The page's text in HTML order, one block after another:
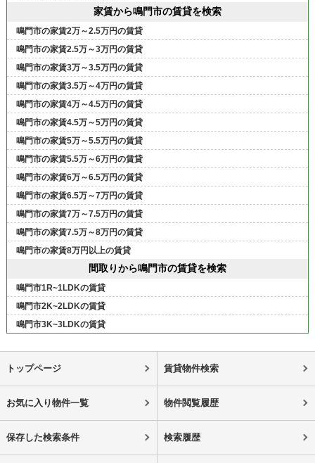
家賃から鳴門市の賃貸を検索
鳴門市の家賃2万～2.5万円の賃貸
鳴門市の家賃2.5万～3万円の賃貸
鳴門市の家賃3万～3.5万円の賃貸
鳴門市の家賃3.5万～4万円の賃貸
鳴門市の家賃4万～4.5万円の賃貸
鳴門市の家賃4.5万～5万円の賃貸
鳴門市の家賃5万～5.5万円の賃貸
鳴門市の家賃5.5万～6万円の賃貸
鳴門市の家賃6万～6.5万円の賃貸
鳴門市の家賃6.5万～7万円の賃貸
鳴門市の家賃7万～7.5万円の賃貸
鳴門市の家賃7.5万～8万円の賃貸
鳴門市の家賃8万円以上の賃貸
間取りから鳴門市の賃貸を検索
鳴門市1R~1LDKの賃貸
鳴門市2K~2LDKの賃貸
鳴門市3K~3LDKの賃貸
トップページ 賃貸物件検索
お気に入り物件一覧 物件閲覧履歴
保存した検索条件 検索履歴